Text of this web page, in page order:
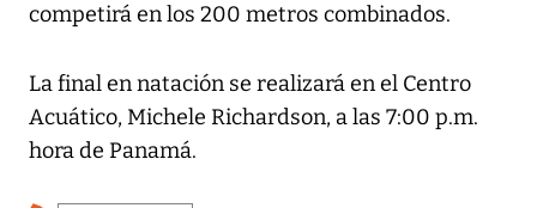
competirá en los 200 metros combinados.
La final en natación se realizará en el Centro
Acuático, Michele Richardson, a las 7:00 p.m.
hora de Panamá.